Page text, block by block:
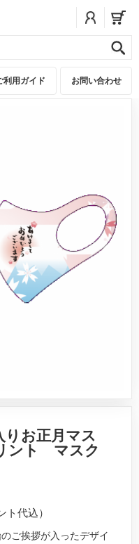
利用ガイド お問い合わせ
お正月マス
ント マスク
ト代込）
ご挨拶が入ったデザイ